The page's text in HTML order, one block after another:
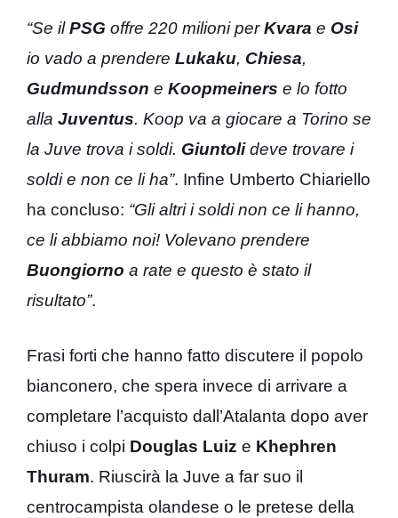
“Se ilPSG offre 220 milioni perKvara e Osi
io vado a prendere Lukaku, Chiesa,
Gudmundsson e Koopmeiners e lo fotto
alla Juventus. Koop va a giocare a Torino se
la Juve trova i soldi. Giuntolideve trovare i
soldi e non ce li ha”. Infine Umberto Chiariello
ha concluso: “Gli altri i soldi non ce li hanno,
ce li abbiamo noi! Volevano prendere
Buongiorno a rate e questo è stato il
risultato”.
Frasi forti che hanno fatto discutere il popolo
bianconero, che spera invece di arrivare a
completare l’acquisto dall’Atalanta dopo aver
chiuso i colpi Douglas Luiz e Khephren
Thuram. Riuscirà la Juve a far suo il
centrocampista olandese o le pretese della